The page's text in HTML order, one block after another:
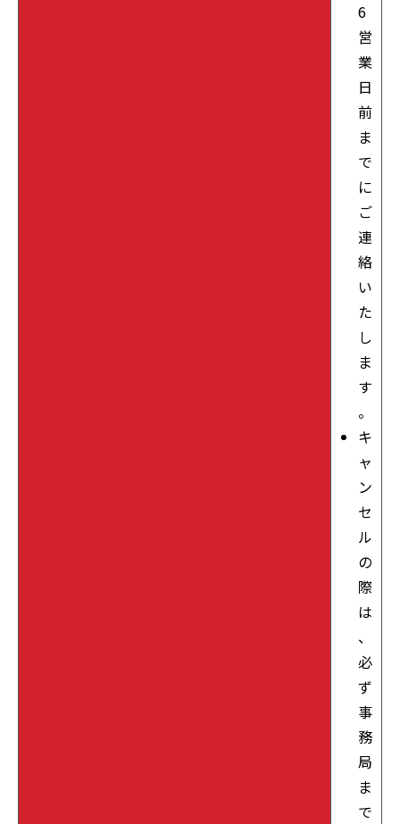
6
営
業
日
前
ま
で
に
ご
連
絡
い
た
し
ま
す
。
キ
ャ
ン
セ
ル
の
際
は
、
必
ず
事
務
局
ま
で